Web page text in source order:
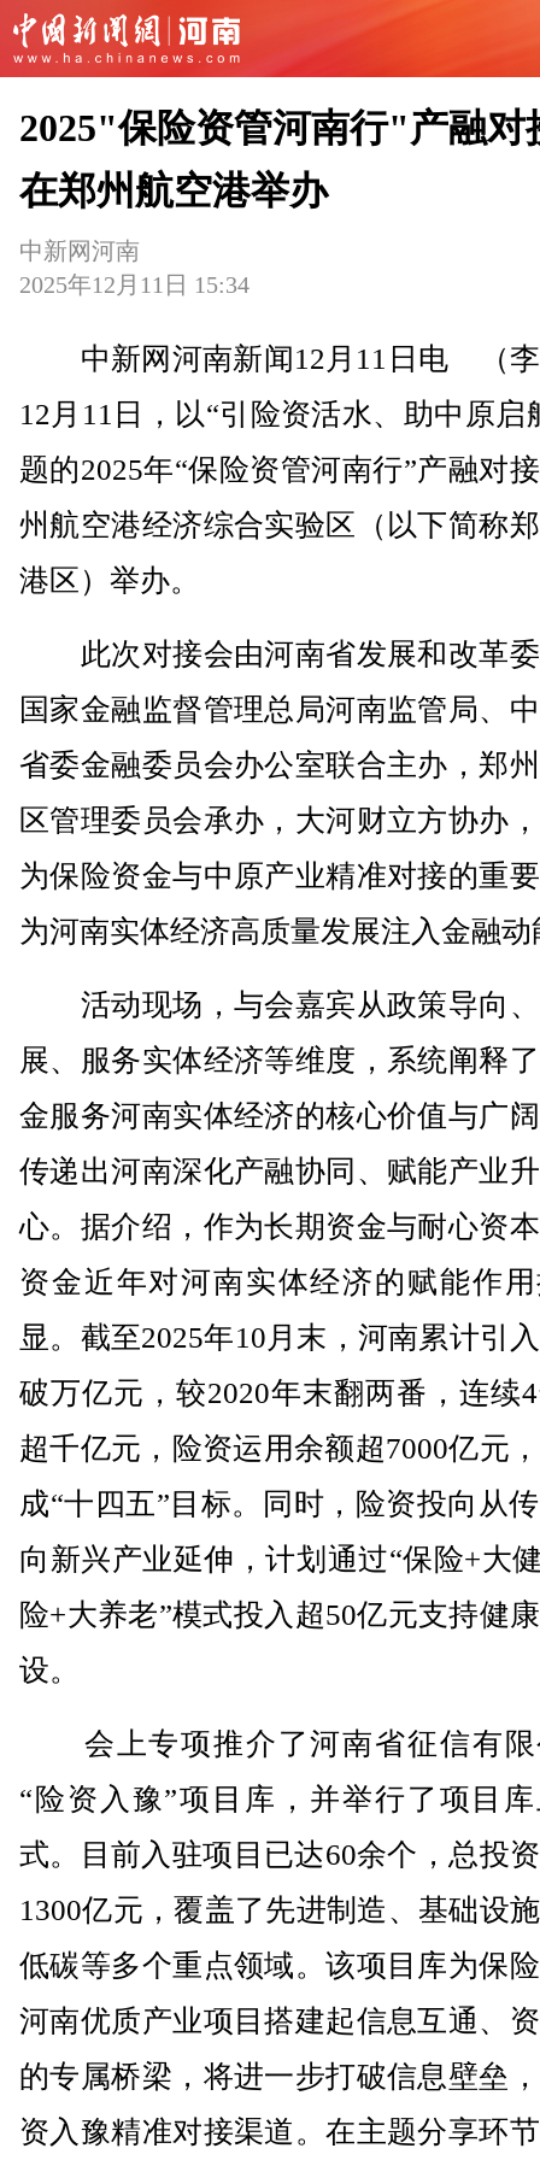
2025"保险资管河南行"产融对
在郑州航空港举办
中新网河南
2025年12月11日 15:34
中新网河南新闻12月11日电 （李
12月11日，以“引险资活水、助中原启
题的2025年“保险资管河南行”产融对
州航空港经济综合实验区（以下简称
港区）举办。
此次对接会由河南省发展和改革
国家金融监督管理总局河南监管局、
省委金融委员会办公室联合主办，郑
区管理委员会承办，大河财立方协办
为保险资金与中原产业精准对接的重
为河南实体经济高质量发展注入金融动
活动现场，与会嘉宾从政策导向
展、服务实体经济等维度，系统阐释
金服务河南实体经济的核心价值与广
传递出河南深化产融协同、赋能产业
心。据介绍，作为长期资金与耐心资
资金近年对河南实体经济的赋能作
显。截至2025年10月末，河南累计引
破万亿元，较2020年末翻两番，连续
超千亿元，险资运用余额超7000亿元
成“十四五”目标。同时，险资投向从
向新兴产业延伸，计划通过“保险+大
险+大养老”模式投入超50亿元支持健
设。
会上专项推介了河南省征信有限
“险资入豫”项目库，并举行了项目
式。目前入驻项目已达60余个，总投
1300亿元，覆盖了先进制造、基础设
低碳等多个重点领域。该项目库为保
河南优质产业项目搭建起信息互通、
的专属桥梁，将进一步打破信息壁垒
资入豫精准对接渠道。在主题分享环